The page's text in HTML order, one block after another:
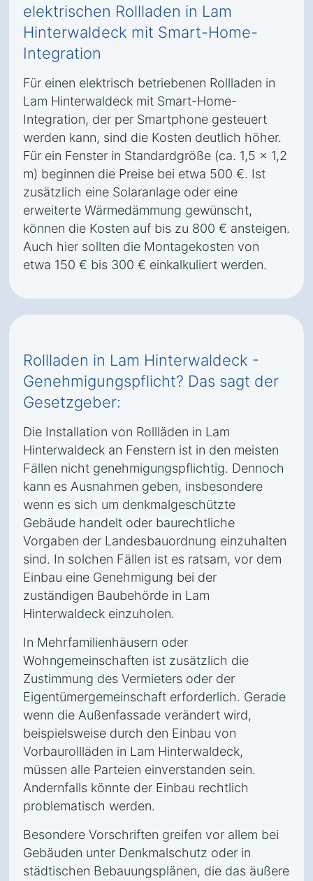
elektrischen Rollladen in Lam
Hinterwaldeck mit Smart-Home-
Integration
Für einen elektrisch betriebenen Rollladen in
Lam Hinterwaldeck mit Smart-Home-
Integration, der per Smartphone gesteuert
werden kann, sind die Kosten deutlich höher.
Für ein Fenster in Standardgröße (ca. 1,5 x 1,2
m) beginnen die Preise bei etwa 500 €. Ist
zusätzlich eine Solaranlage oder eine
erweiterte Wärmedämmung gewünscht,
können die Kosten auf bis zu 800 € ansteigen.
Auch hier sollten die Montagekosten von
etwa 150 € bis 300 € einkalkuliert werden.
Rollladen in Lam Hinterwaldeck -
Genehmigungspflicht? Das sagt der
Gesetzgeber:
Die Installation von Rollläden in Lam
Hinterwaldeck an Fenstern ist in den meisten
Fällen nicht genehmigungspflichtig. Dennoch
kann es Ausnahmen geben, insbesondere
wenn es sich um denkmalgeschützte
Gebäude handelt oder baurechtliche
Vorgaben der Landesbauordnung einzuhalten
sind. In solchen Fällen ist es ratsam, vor dem
Einbau eine Genehmigung bei der
zuständigen Baubehörde in Lam
Hinterwaldeck einzuholen.
In Mehrfamilienhäusern oder
Wohngemeinschaften ist zusätzlich die
Zustimmung des Vermieters oder der
Eigentümergemeinschaft erforderlich. Gerade
wenn die Außenfassade verändert wird,
beispielsweise durch den Einbau von
Vorbaurollläden in Lam Hinterwaldeck,
müssen alle Parteien einverstanden sein.
Andernfalls könnte der Einbau rechtlich
problematisch werden.
Besondere Vorschriften greifen vor allem bei
Gebäuden unter Denkmalschutz oder in
städtischen Bebauungsplänen, die das äußere